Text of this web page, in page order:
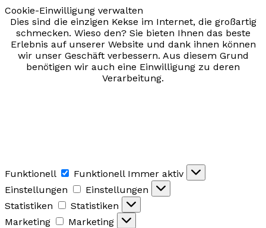
Cookie-Einwilligung verwalten
Dies sind die einzigen Kekse im Internet, die großartig
schmecken. Wieso den? Sie bieten Ihnen das beste
Erlebnis auf unserer Website und dank ihnen können
wir unser Geschäft verbessern. Aus diesem Grund
benötigen wir auch eine Einwilligung zu deren
Verarbeitung.
Funktionell Funktionell Immer aktiv
Einstellungen
Einstellungen
Statistiken
Statistiken
Marketing
Marketing